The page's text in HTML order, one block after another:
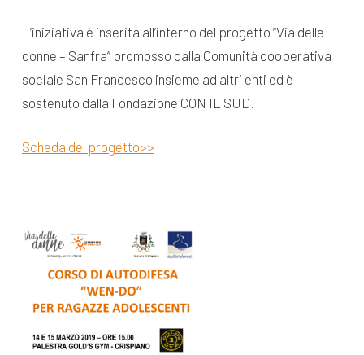
L’iniziativa è inserita all’interno del progetto “Via delle
donne – Sanfra” promosso dalla Comunità cooperativa
sociale San Francesco insieme ad altri enti ed è
sostenuto dalla Fondazione CON IL SUD.
Scheda del progetto>>